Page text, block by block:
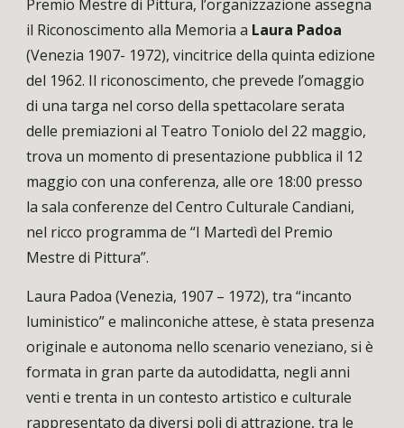
Premio Mestre di Pittura, l’organizzazione assegna
il Riconoscimento alla Memoria a Laura Padoa
(Venezia 1907- 1972), vincitrice della quinta edizione
del 1962. Il riconoscimento, che prevede l’omaggio
di una targa nel corso della spettacolare serata
delle premiazioni al Teatro Toniolo del 22 maggio,
trova un momento di presentazione pubblica il 12
maggio con una conferenza, alle ore 18:00 presso
la sala conferenze del Centro Culturale Candiani,
nel ricco programma de “I Martedì del Premio
Mestre di Pittura”.
Laura Padoa (Venezia, 1907 – 1972), tra “incanto
luministico” e malinconiche attese, è stata presenza
originale e autonoma nello scenario veneziano, si è
formata in gran parte da autodidatta, negli anni
venti e trenta in un contesto artistico e culturale
rappresentato da diversi poli di attrazione, tra le